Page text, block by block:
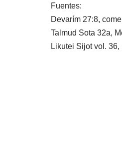
Fuentes:
Devarím 27:8,
Talmud Sota 32a,
Likutei Sijot vol. 36,